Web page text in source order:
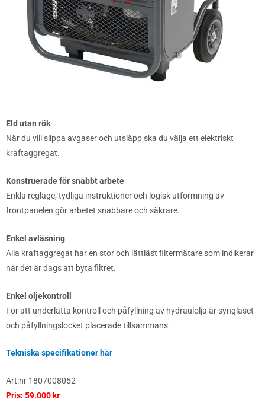
Eld utan rök
När du vill slippa avgaser och utsläpp ska du välja ett elektriskt
kraftaggregat.
Konstruerade för snabbt arbete
Enkla reglage, tydliga instruktioner och logisk utformning av
frontpanelen gör arbetet snabbare och säkrare.
Enkel avläsning
Alla kraftaggregat har en stor och lättläst filtermätare som indikerar
när det är dags att byta filtret.
Enkel oljekontroll
För att underlätta kontroll och påfyllning av hydraulolja är synglaset
och påfyllningslocket placerade tillsammans.
Tekniska specifikationer här
Art:nr 1807008052
Pris: 59.000 kr